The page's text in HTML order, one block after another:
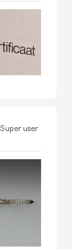
Super user